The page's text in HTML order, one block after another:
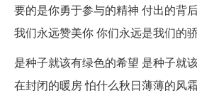
要的是你勇于参与的精神 付出的背
我们永远赞美你 你们永远是我们的
是种子就该有绿色的希望 是种子就
在封闭的暖房 怕什么秋日薄薄的风